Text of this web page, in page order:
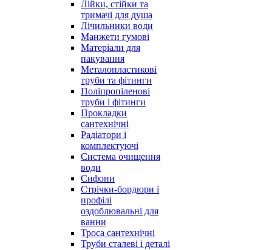
Лійки, стійки та
тримачі для душа
Лічильники води
Манжети гумові
Матеріали для
пакування
Металопластикові
труби та фітинги
Поліпропіленові
труби і фітинги
Прокладки
сантехнічні
Радіатори і
комплектуючі
Система очищення
води
Сифони
Стрічки-бордюри і
профілі
оздоблювальні для
ванни
Троса сантехнічні
Труби сталеві і деталі